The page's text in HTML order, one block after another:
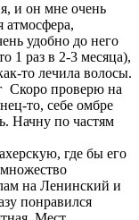
и он мне очень
атмосфера,
удобно до него
1 раз в 2-3 месяца),
то лечила волосы.
Скоро проверю на
то, себе омбре
Начну по частям
где бы его
на Ленинский и
понравился